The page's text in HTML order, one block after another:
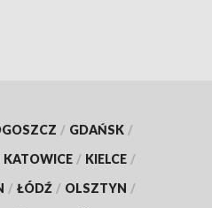
/ GDAŃSK /
KATOWICE / KIELCE /
/ ŁÓDŹ / OLSZTYN /